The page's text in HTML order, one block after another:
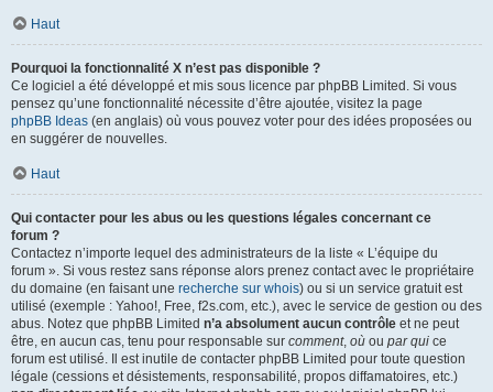
Haut
Pourquoi la fonctionnalité X n’est pas disponible ?
Ce logiciel a été développé et mis sous licence par phpBB Limited. Si vous
pensez qu’une fonctionnalité nécessite d’être ajoutée, visitez la page
phpBB Ideas (en anglais) où vous pouvez voter pour des idées proposées ou
en suggérer de nouvelles.
Haut
Qui contacter pour les abus ou les questions légales concernant ce
forum ?
Contactez n’importe lequel des administrateurs de la liste « L’équipe du
forum ». Si vous restez sans réponse alors prenez contact avec le propriétaire
du domaine (en faisant une recherche sur whois) ou si un service gratuit est
utilisé (exemple : Yahoo!, Free, f2s.com, etc.), avec le service de gestion ou des
abus. Notez que phpBB Limited n’a absolument aucun contrôle et ne peut
être, en aucun cas, tenu pour responsable sur comment, où ou par qui ce
forum est utilisé. Il est inutile de contacter phpBB Limited pour toute question
légale (cessions et désistements, responsabilité, propos diffamatoires, etc.)